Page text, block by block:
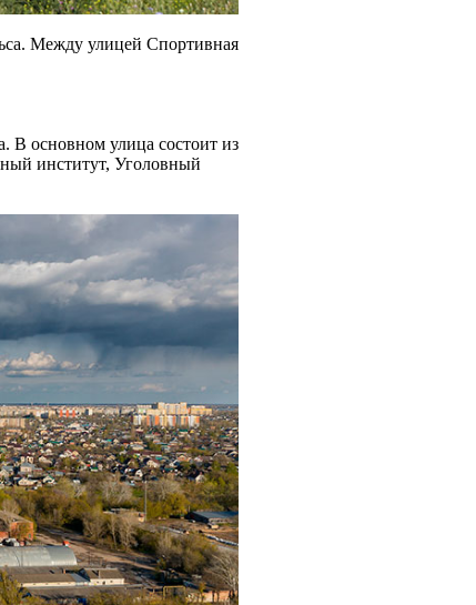
Между улицей Спортивная
В основном улица состоит из
институт, Уголовный